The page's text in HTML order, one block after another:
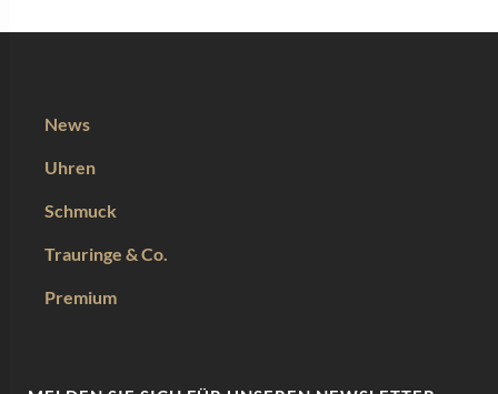
News
Uhren
Schmuck
Trauringe & Co.
Premium